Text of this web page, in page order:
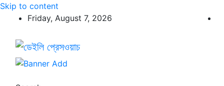
Skip to content
Friday, August 7, 2026
ডেইলি প্রেসওয়াচ
ডেইলি প্রেসওয়াচ মুক্তিযুদ্ধের চেতনায় উদ্বুদ্ধ মুখপত্র